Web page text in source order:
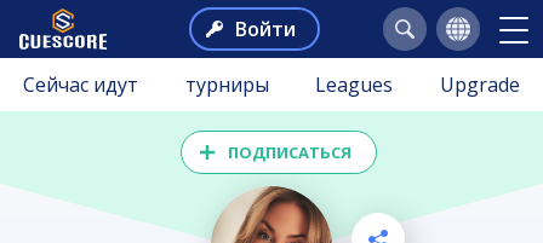
Войти
Сейчас идут турниры Leagues Upgrade
ПОДПИСАТЬСЯ